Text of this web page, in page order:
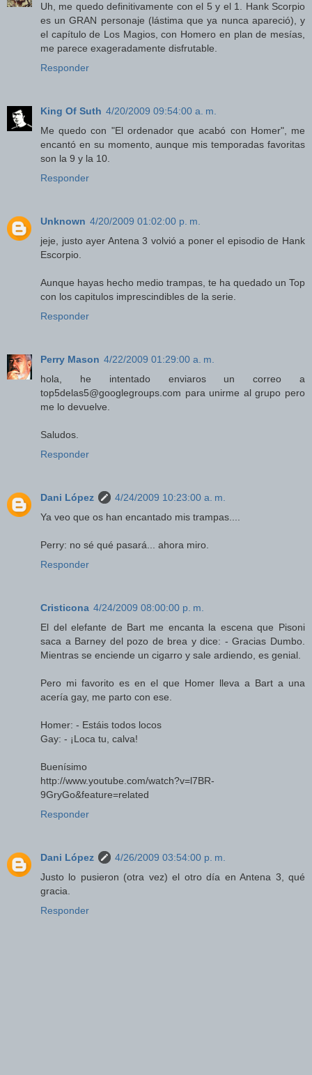
Uh, me quedo definitivamente con el 5 y el 1. Hank Scorpio
es un GRAN personaje (lástima que ya nunca apareció), y
el capítulo de Los Magios, con Homero en plan de mesías,
me parece exageradamente disfrutable.
Responder
King Of Suth 4/20/2009 09:54:00 a. m.
Me quedo con "El ordenador que acabó con Homer", me
encantó en su momento, aunque mis temporadas favoritas
son la 9 y la 10.
Responder
Unknown 4/20/2009 01:02:00 p. m.
jeje, justo ayer Antena 3 volvió a poner el episodio de Hank
Escorpio.
Aunque hayas hecho medio trampas, te ha quedado un Top
con los capitulos imprescindibles de la serie.
Responder
Perry Mason 4/22/2009 01:29:00 a. m.
hola, he intentado enviaros un correo a
top5delas5@googlegroups.com para unirme al grupo pero
me lo devuelve.
Saludos.
Responder
Dani López
4/24/2009 10:23:00 a. m.
Ya veo que os han encantado mis trampas....
Perry: no sé qué pasará... ahora miro.
Responder
Cristicona 4/24/2009 08:00:00 p. m.
El del elefante de Bart me encanta la escena que Pisoni
saca a Barney del pozo de brea y dice: - Gracias Dumbo.
Mientras se enciende un cigarro y sale ardiendo, es genial.
Pero mi favorito es en el que Homer lleva a Bart a una
acería gay, me parto con ese.
Homer: - Estáis todos locos
Gay: - ¡Loca tu, calva!
Buenísimo
http://www.youtube.com/watch?v=l7BR-
9GryGo&feature=related
Responder
Dani López
4/26/2009 03:54:00 p. m.
Justo lo pusieron (otra vez) el otro día en Antena 3, qué
gracia.
Responder